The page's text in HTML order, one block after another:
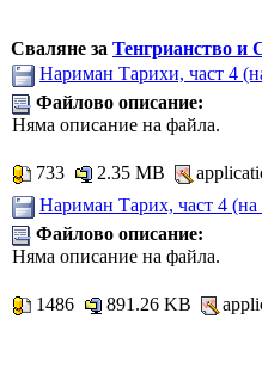
Сваляне за Тенгрианство и
Нариман Тарихи, част 4
Файлово описание:
Няма описание на файла.
733 2.35 MB
Нариман Tарих, част 4 (на
Файлово описание:
Няма описание на файла.
1486 891.26 KB